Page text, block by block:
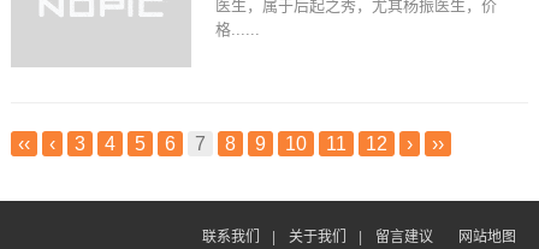
医生，属于后起之秀，尤其杨振医生，价
格......
‹‹ ‹ 3 4 5 6 7 8 9 10 11 12 › ››
联系我们 关于我们 留言建议 网站地图